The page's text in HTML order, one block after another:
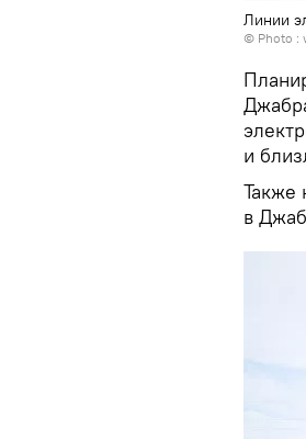
Линии
© Photo :
и
Также
в